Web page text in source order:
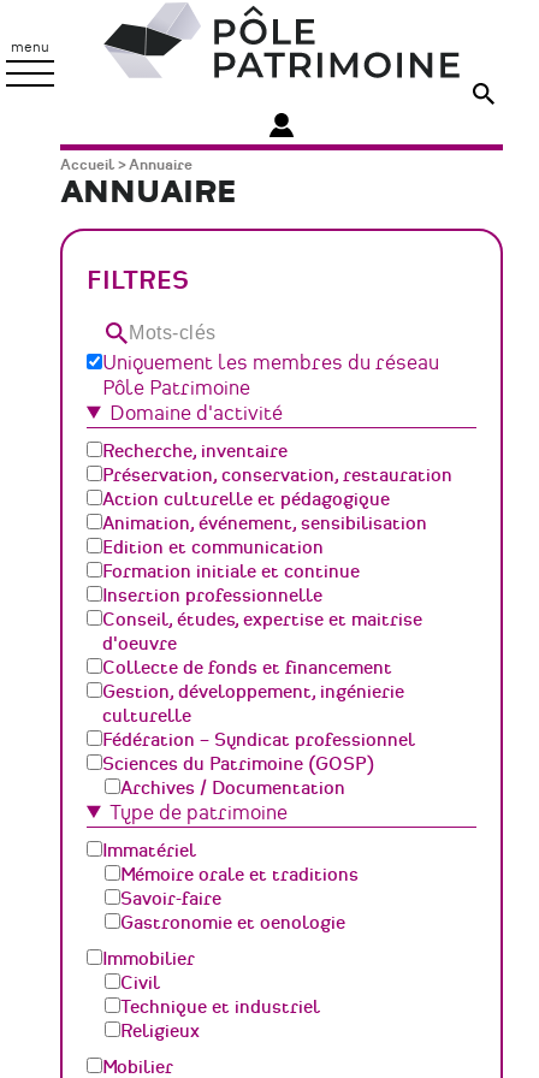
contenu
principal
menu
Patrimoine
Fil
d'Ariane
Accueil Annuaire
ANNUAIRE
FILTRES
Mots-
clésUniquement les membres du réseau
Pôle Patrimoine
Domaine d'activité
Recherche, inventaire
Préservation, conservation, restauration
Action culturelle et pédagogique
Animation, événement, sensibilisation
Edition et communication
Formation initiale et continue
Insertion professionnelle
Conseil, études, expertise et maitrise
d'oeuvre
Collecte de fonds et financement
Gestion, développement, ingénierie
culturelle
Fédération – Syndicat professionnel
Sciences du Patrimoine (GOSP)
Archives / Documentation
Conservation du patrimoine et
Humanités numériques
Relations Publiques (médiation
culturelle et valorisation)
Sciences des matériaux et de l'ingénierie
Type de patrimoine
Immatériel
Mémoire orale et traditions
Savoir-faire
Gastronomie et oenologie
Immobilier
Civil
Technique et industriel
Religieux
Mobilier